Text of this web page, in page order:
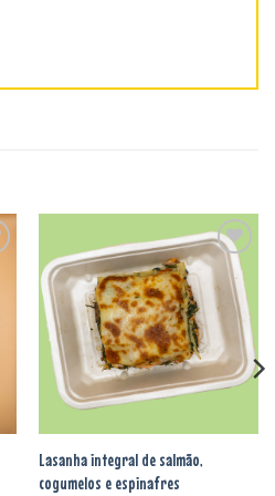
Adicionar
aos
favoritos
Lasanha integral de salmão,
cogumelos e espinafres